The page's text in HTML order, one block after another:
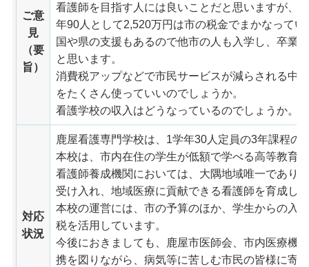
ご意
見
（要
旨）
看護師を目指す人には良いことだと思いますが、
年90人として2,520万円は市の税金でまかなって
国や県の支援もあるので他市の人も入学し、卒業
と思います。
消費税アップなどで市民サービスが減らされる中
をたくさん使っていいのでしょうか。
看護学校の収入はどうなっているのでしょうか。
対応
状況
鹿屋看護専門学校は、1学年30人定員の3年課程の
本校は、市内在住の学生が低額で学べる高等教育
看護師養成機関においては、大隅地域唯一であり
受け入れ、地域医療に貢献できる看護師を育成し
本校の運営には、市の予算のほか、学生からの入
税を活用しています。
今後におきましても、鹿屋市医師会、市内医療機
携を図りながら、病気等に苦しむ市民の皆様に寄